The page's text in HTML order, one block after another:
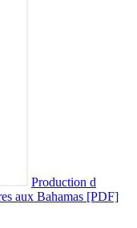
Production d
aux Bahamas [PDF]